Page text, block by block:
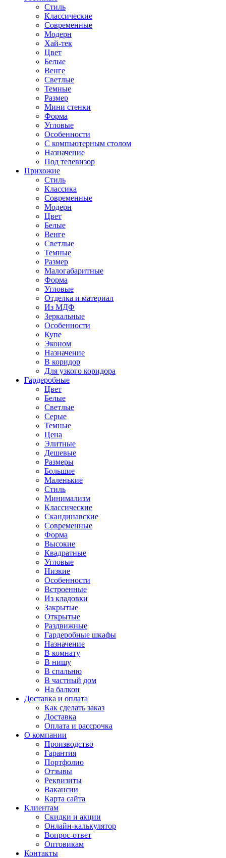
Стиль
Классические
Современные
Модерн
Хай-тек
Цвет
Белые
Венге
Светлые
Темные
Размер
Мини стенки
Форма
Угловые
Особенности
С компьютерным столом
Назначение
Под телевизор
Прихожие
Стиль
Классика
Современные
Модерн
Цвет
Белые
Венге
Светлые
Темные
Размер
Малогабаритные
Форма
Угловые
Отделка и материал
Из МДФ
Зеркальные
Особенности
Купе
Эконом
Назначение
В коридор
Для узкого коридора
Гардеробные
Цвет
Белые
Светлые
Серые
Темные
Цена
Элитные
Дешевые
Размеры
Большие
Маленькие
Стиль
Минимализм
Классические
Скандинавские
Современные
Форма
Высокие
Квадратные
Угловые
Низкие
Особенности
Встроенные
Из кладовки
Закрытые
Открытые
Раздвижные
Гардеробные шкафы
Назначение
В комнату
В нишу
В спальню
В частный дом
На балкон
Доставка и оплата
Как сделать заказ
Доставка
Оплата и рассрочка
О компании
Производство
Гарантия
Портфолио
Отзывы
Реквизиты
Вакансии
Карта сайта
Клиентам
Скидки и акции
Онлайн-калькулятор
Вопрос-ответ
Оптовикам
Контакты